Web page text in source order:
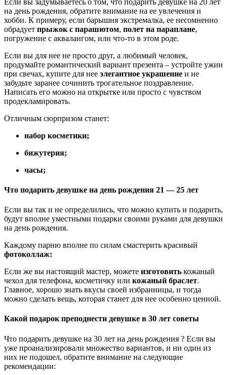
на день рождения, обратите внимание на ее увлечения и
хобби. К примеру, если барышня экстремалка, ее несомненно
обрадует прыжок с парашютом, полет на параплане,
погружение с аквалангом, или что-то в этом роде.
Если вы для нее не просто друг, а любимый человек,
продумайте романтический вариант презента – устройте ужин
при свечах, купите для нее элегантное украшение и не
забудьте заранее сочинить трогательное поздравление.
Написать его можно на открытке или просто с чувством
продекламировать.
Отличным сюрпризом станет:
набор косметики;
бижутерия;
часы;
Что подарить девушке на день рождения 21 — 25 лет
Если вы так и не определились, что можно купить и подарить,
будут вполне уместными подарки своими руками для девушки
на день рождения.
Каждому парню вполне по силам смастерить красивый
фотоколлаж:
Если же вы настоящий мастер, можете изготовить кожаный
чехол для телефона, косметичку или кожаный браслет.
Главное, хорошо знать вкусы своей избранницы, и тогда
можно сделать вещь, которая станет для нее особенно ценной.
Какой подарок преподнести девушке в 30 лет советы
Что подарить девушке на 30 лет на день рождения ? Если вы
уже проанализировали множество вариантов, и ни один из
них не подошел, обратите внимание на следующие
рекомендации: